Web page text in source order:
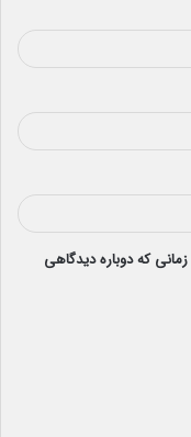
که دوباره دیدگاهی